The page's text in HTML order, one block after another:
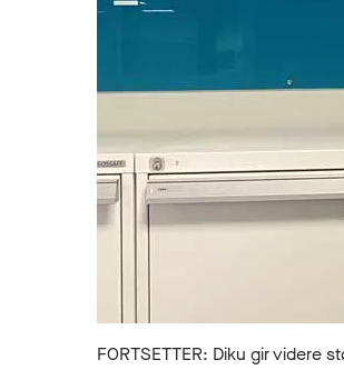
FORTSETTER: Diku gir videre